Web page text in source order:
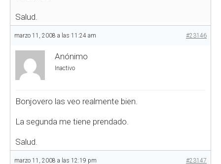
Salud.
marzo 11, 2008 a las 11:24 am #23146
Anónimo
Inactivo
Bonjovero las veo realmente bien.
La segunda me tiene prendado.
Salud.
marzo 11, 2008 a las 12:19 pm #23147